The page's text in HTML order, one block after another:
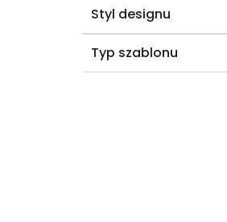
Styl designu
Typ szablonu